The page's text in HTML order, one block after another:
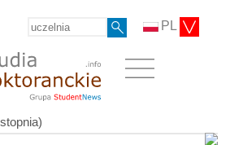
PL